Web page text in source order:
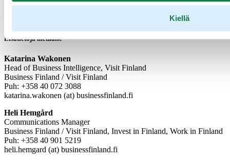
Kiellä
Lisätietoja medialle
Katarina Wakonen
Head of Business Intelligence, Visit Finland
Business Finland / Visit Finland
Puh: +358 40 072 3088
katarina.wakonen (at) businessfinland.fi
Heli Hemgård
Communications Manager
Business Finland / Visit Finland, Invest in Finland, Work in Finland
Puh: +358 40 901 5219
heli.hemgard (at) businessfinland.fi